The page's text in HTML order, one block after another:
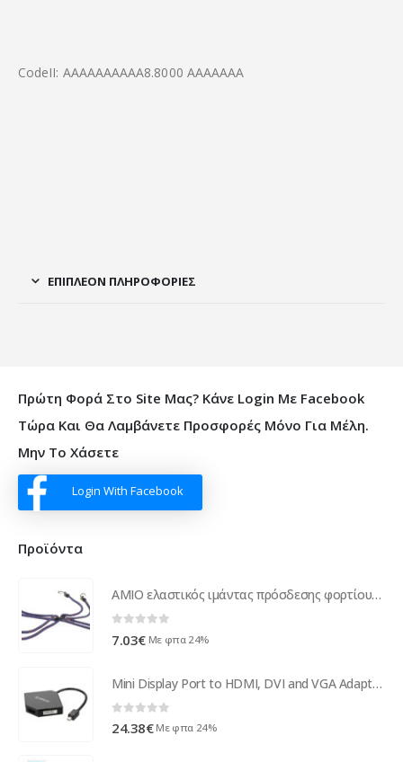
CodeII: ΑΑΑΑΑΑΑΑΑΑ8.8000 ΑΑΑΑΑΑΑ
ΕΠΙΠΛΈΟΝ ΠΛΗΡΟΦΟΡΊΕΣ
Πρώτη Φορά Στο Site Μας? Κάνε Login Με Facebook
Τώρα Και Θα Λαμβάνετε Προσφορές Μόνο Για Μέλη.
Μην Το Χάσετε
Login With Facebook
Προϊόντα
AMIO ελαστικός ιμάντας πρόσδεσης φορτίου spider 01146, 8 σημείων, 60cm
7.03€ Με φπα 24%
Mini Display Port to HDMI, DVI and VGA Adapter - 4K - Black
0 out of 5
24.38€ Με φπα 24%